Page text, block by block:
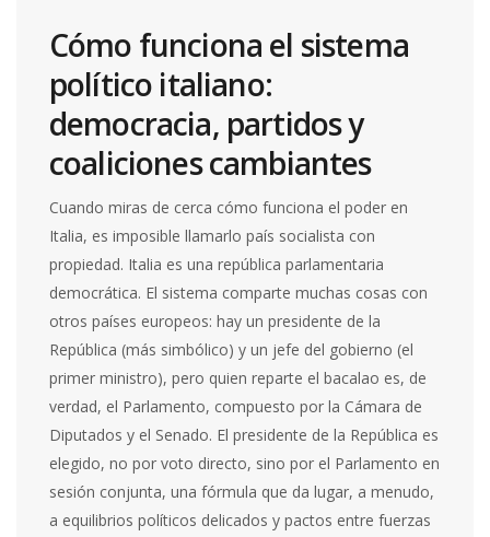
Cómo funciona el sistema
político italiano:
democracia, partidos y
coaliciones cambiantes
Cuando miras de cerca cómo funciona el poder en
Italia, es imposible llamarlo país socialista con
propiedad. Italia es una república parlamentaria
democrática. El sistema comparte muchas cosas con
otros países europeos: hay un presidente de la
República (más simbólico) y un jefe del gobierno (el
primer ministro), pero quien reparte el bacalao es, de
verdad, el Parlamento, compuesto por la Cámara de
Diputados y el Senado. El presidente de la República es
elegido, no por voto directo, sino por el Parlamento en
sesión conjunta, una fórmula que da lugar, a menudo,
a equilibrios políticos delicados y pactos entre fuerzas